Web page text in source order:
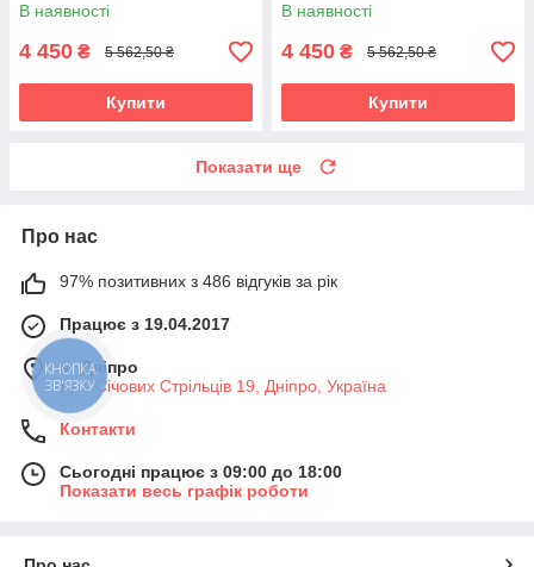
В наявності
4 450 ₴ 5 562,50 ₴
Купити
В наявності
4 450 ₴ 5 562,50 ₴
Купити
Показати ще
Про нас
97% позитивних з 486 відгуків за рік
Працює з 19.04.2017
м. Дніпро
вул. Січових Стрільців 19, Дніпро, Україна
Контакти
Сьогодні працює з 09:00 до 18:00
Показати весь графік роботи
КНОПКА
ЗВ'ЯЗКУ